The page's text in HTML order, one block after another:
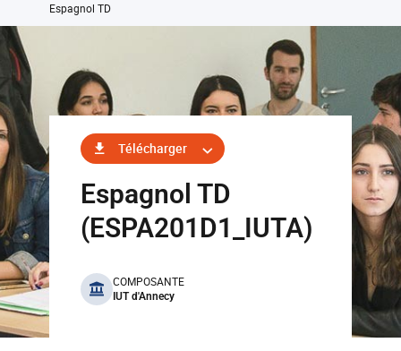
Espagnol TD
Télécharger
Espagnol TD
(ESPA201D1_IUTA)
benefits
COMPOSANTE
IUT d'Annecy